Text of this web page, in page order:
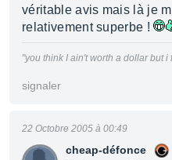
véritable avis mais là je
relativement superbe !
"you think I ain't worth a dollar but
signaler
cheap-défonce
22 Octobre 2005 à 00:49